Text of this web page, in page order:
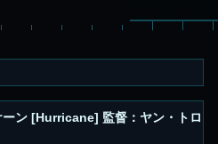
ーン [Hurricane] 監督：ヤン・トロ